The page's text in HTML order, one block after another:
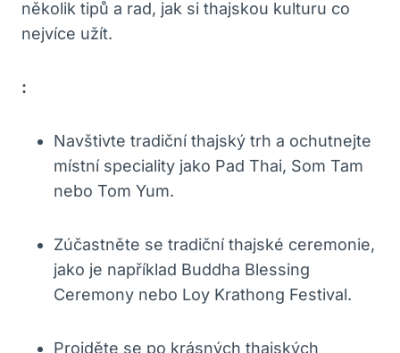
několik tipů a rad, jak si thajskou kulturu co
nejvíce užít.
:
Navštivte tradiční thajský trh a ochutnejte
místní speciality jako Pad Thai, Som Tam
nebo Tom Yum.
Zúčastněte se tradiční thajské ceremonie,
jako je například Buddha Blessing
Ceremony nebo Loy Krathong Festival.
Projděte se po krásných thajských